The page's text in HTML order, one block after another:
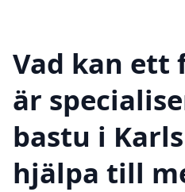
Vad kan ett
är
bastu i
hjälpa till